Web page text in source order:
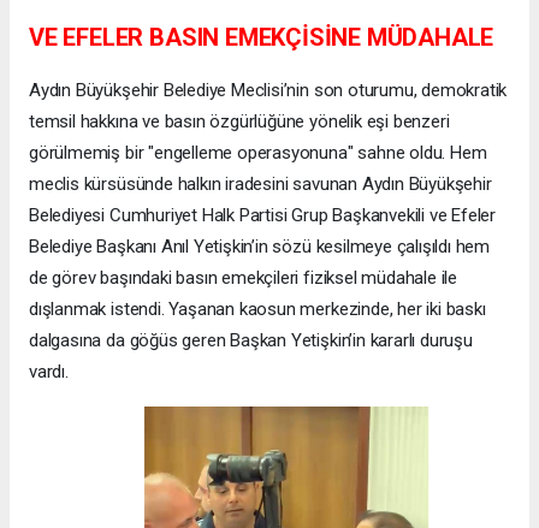
VE EFELER BASIN EMEKÇİSİNE MÜDAHALE
Aydın Büyükşehir Belediye Meclisi’nin son oturumu, demokratik
temsil hakkına ve basın özgürlüğüne yönelik eşi benzeri
görülmemiş bir "engelleme operasyonuna" sahne oldu. Hem
meclis kürsüsünde halkın iradesini savunan Aydın Büyükşehir
Belediyesi Cumhuriyet Halk Partisi Grup Başkanvekili ve Efeler
Belediye Başkanı Anıl Yetişkin’in sözü kesilmeye çalışıldı hem
de görev başındaki basın emekçileri fiziksel müdahale ile
dışlanmak istendi. Yaşanan kaosun merkezinde, her iki baskı
dalgasına da göğüs geren Başkan Yetişkin’in kararlı duruşu
vardı.